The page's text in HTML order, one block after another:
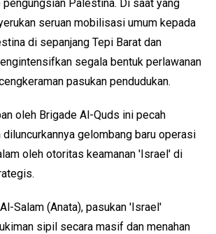
Palestina. Di saat yang
seruan mobilisasi umum kepada
di sepanjang Tepi Barat dan
segala bentuk perlawanan
pasukan pendudukan.
oleh Brigade Al-Quds ini pecah
gelombang baru operasi
oleh otoritas keamanan 'Israel' di
Salam (Anata), pasukan 'Israel'
sipil secara masif dan menahan